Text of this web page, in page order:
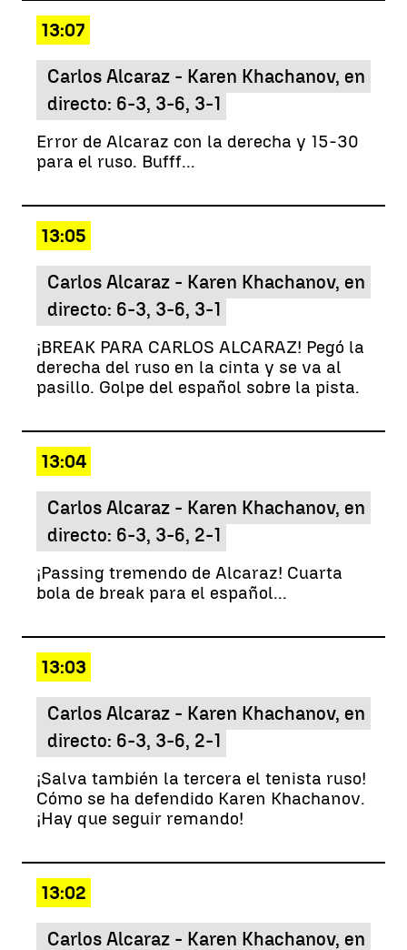
13:07
Carlos Alcaraz - Karen Khachanov, en
directo: 6-3, 3-6, 3-1
Error de Alcaraz con la derecha y 15-30
para el ruso. Bufff...
13:05
Carlos Alcaraz - Karen Khachanov, en
directo: 6-3, 3-6, 3-1
¡BREAK PARA CARLOS ALCARAZ! Pegó la
derecha del ruso en la cinta y se va al
pasillo. Golpe del español sobre la pista.
13:04
Carlos Alcaraz - Karen Khachanov, en
directo: 6-3, 3-6, 2-1
¡Passing tremendo de Alcaraz! Cuarta
bola de break para el español...
13:03
Carlos Alcaraz - Karen Khachanov, en
directo: 6-3, 3-6, 2-1
¡Salva también la tercera el tenista ruso!
Cómo se ha defendido Karen Khachanov.
¡Hay que seguir remando!
13:02
Carlos Alcaraz - Karen Khachanov, en